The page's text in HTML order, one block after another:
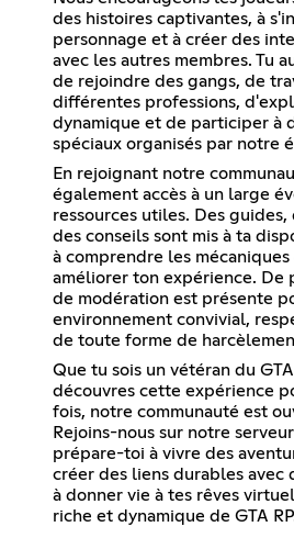
des histoires captivantes, à
personnage et à créer des
avec les autres membres. Tu
de rejoindre des gangs, de
différentes professions,
dynamique et de participer à
spéciaux organisés par notre
En rejoignant notre
également accès à un large
ressources utiles. Des
des conseils sont mis à ta
à comprendre les
améliorer ton expérience. De
de modération est présente
environnement convivial,
de toute forme de
Que tu sois un vétéran du
découvres cette expérience
fois, notre communauté est
Rejoins-nous sur notre
prépare-toi à vivre des
créer des liens durables avec
à donner vie à tes rêves
riche et dynamique de GTA